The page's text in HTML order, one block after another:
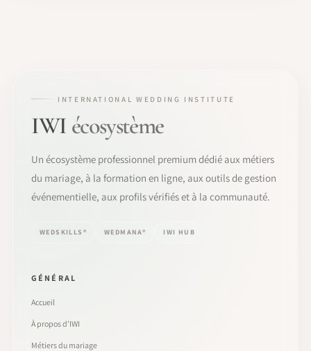
INTERNATIONAL WEDDING INSTITUTE
IWI écosystème
Un écosystème professionnel premium dédié aux métiers
du mariage, à la formation en ligne, aux outils de gestion
événementielle, aux profils vérifiés et à la communauté.
WEDSKILLS® WEDMANA® IWI HUB
GÉNÉRAL
Accueil
À propos d’IWI
Métiers du mariage